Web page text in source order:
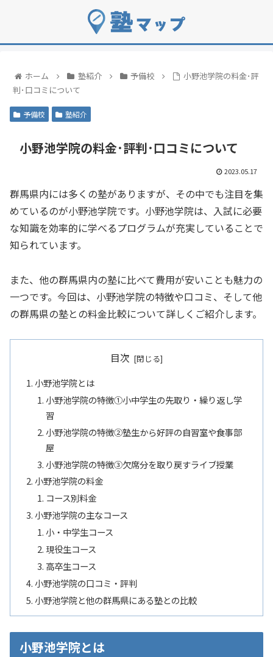
ホーム 塾紹介 予備校
小野池学院の料金･評
判･口コミについて
予備校 塾紹介
小野池学院の料金･評判･口コミについて
2023.05.17
群馬県内には多くの塾がありますが、その中でも注目を集
めているのが小野池学院です。小野池学院は、入試に必要
な知識を効率的に学べるプログラムが充実していることで
知られています。
また、他の群馬県内の塾に比べて費用が安いことも魅力の
一つです。今回は、小野池学院の特徴や口コミ、そして他
の群馬県の塾との料金比較について詳しくご紹介します。
目次
小野池学院とは
小野池学院の特徴①小中学生の先取り・繰り返し学
習
小野池学院の特徴②塾生から好評の自習室や食事部
屋
小野池学院の特徴➂欠席分を取り戻すライブ授業
小野池学院の料金
コース別料金
小野池学院の主なコース
小・中学生コース
現役生コース
高卒生コース
小野池学院の口コミ・評判
小野池学院と他の群馬県にある塾との比較
小野池学院とは